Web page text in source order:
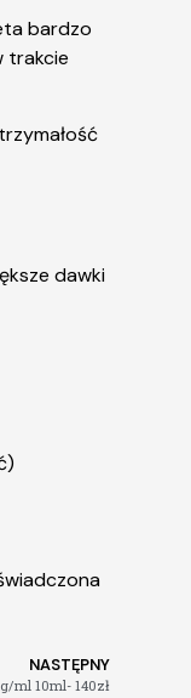
bardzo
trakcie
dawki
NASTĘPNY
ml 10ml- 140zł